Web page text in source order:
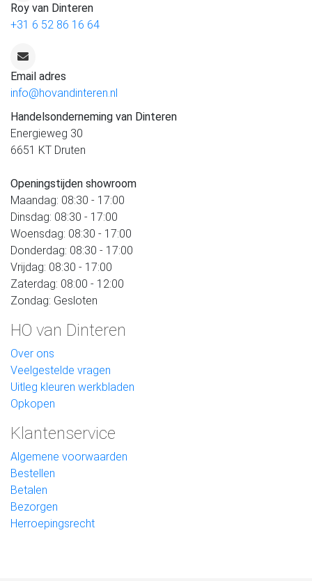
Roy van Dinteren
+31 6 52 86 16 64
Email adres
info@hovandinteren.nl
Handelsonderneming van Dinteren
Energieweg 30
6651 KT Druten
Openingstijden showroom
Maandag: 08:30 - 17:00
Dinsdag: 08:30 - 17:00
Woensdag: 08:30 - 17:00
Donderdag: 08:30 - 17:00
Vrijdag: 08:30 - 17:00
Zaterdag: 08:00 - 12:00
Zondag: Gesloten
HO van Dinteren
Over ons
Veelgestelde vragen
Uitleg kleuren werkbladen
Opkopen
Klantenservice
Algemene voorwaarden
Bestellen
Betalen
Bezorgen
Herroepingsrecht